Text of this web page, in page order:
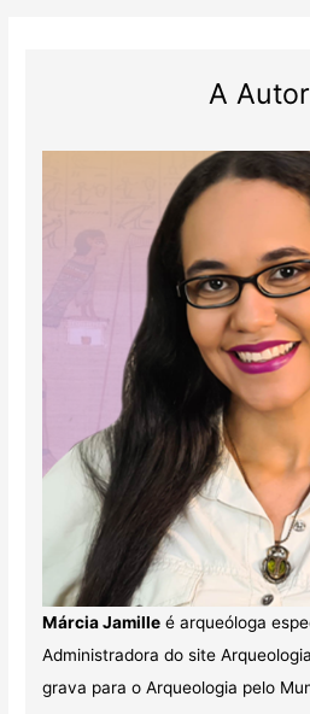
A
Márcia Jamilleé arqueóloga
Administradora do site
grava para o Arqueologia pelo